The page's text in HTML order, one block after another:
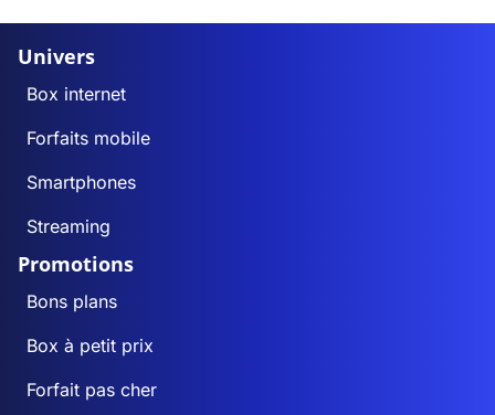
Univers
Box internet
Forfaits mobile
Smartphones
Streaming
Promotions
Bons plans
Box à petit prix
Forfait pas cher